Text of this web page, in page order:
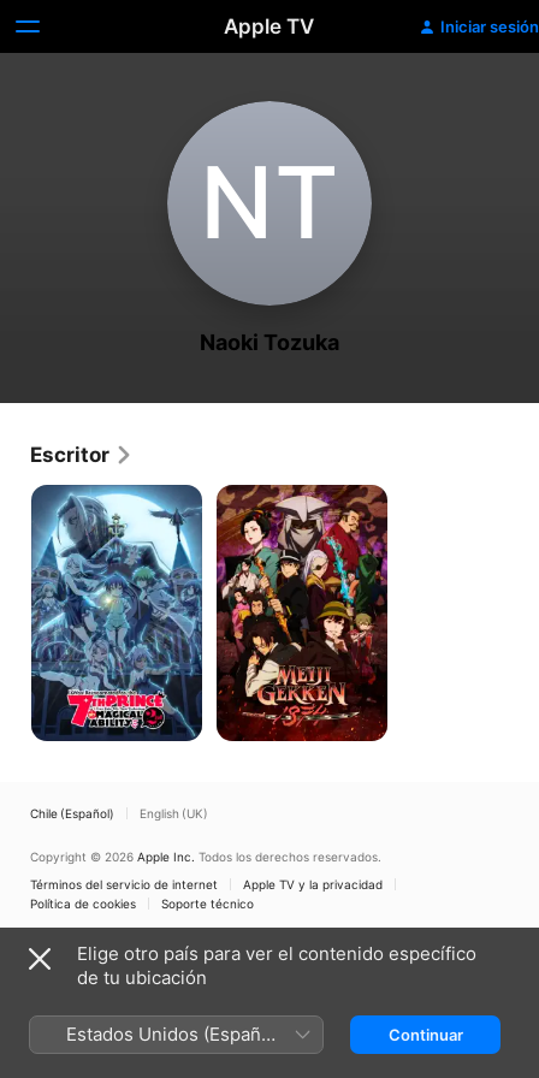
Apple TV Iniciar sesión
N‌T
Naoki Tozuka
Escritor
I
Was
Reincarnated
as
the
7th
Prince
so
I
Can
Take
My
Time
Perfecting
Meiji
Gekken:
1874
Chile (Español) English (UK)
Copyright © 2026 Apple Inc. Todos los derechos reservados.
Términos del servicio de internet
Apple TV y la privacidad
Política de cookies
Soporte técnico
Elige otro país para ver el contenido específico
de tu ubicación
Estados Unidos (Español
México)
Continuar